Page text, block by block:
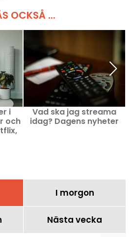
OCKSÅ ...
i
och
Vad ska jag streama
idag? Dagens nyheter
I morgon
Nästa vecka